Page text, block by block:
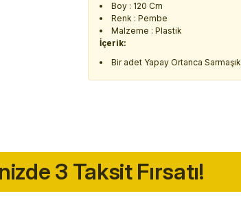
Boy : 120 Cm
Renk : Pembe
Malzeme : Plastik
İçerik:
Bir adet Yapay Ortanca Sarmaşık
3 Taksit Fırsatı!